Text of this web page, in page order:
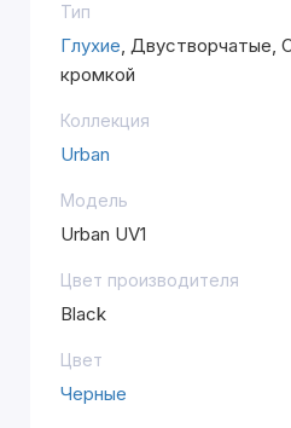
Тип
Глухие, Двустворчатые,
кромкой
Коллекция
Urban
Модель
Urban UV1
Цвет производителя
Black
Цвет
Черные